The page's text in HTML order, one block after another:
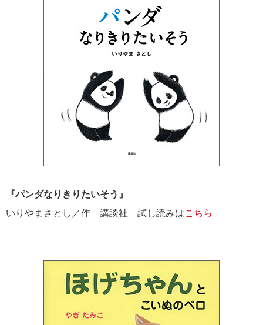
『パンダなりきりたいそう』
いりやまさとし／作 講談社 試し読みはこちら